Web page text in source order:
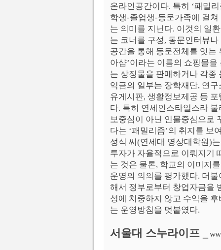
온라인공간이다. 특히 ‘패밀
학생-졸업생-동문가족에 걸
는 의미를 지닌다. 이것의 일
는 코너를 구성, 동문인터뷰
공간을 통해 동문전체를 잇는
아샵’이라는 이름의 쇼핑몰
는 상징물을 판매하거나 각종
익금의 일부는 장학재단, 연
유게시판, 생활정보제공 등
다. 특히 연세인스타일스라
보중심이 아닌 인물중심으로
다는 ‘패밀리즘’의 취지를 보
성식 씨(연세대 영상대학원)
투자가 자율적으로 이뤄지기
는 것은 물론, 학교의 이미지
운영의 의의를 평가했다. 더
해서 정부로부터 창업자금을
성에 치중하지 않고 수익을
는 운영방침을 덧붙였다.
서울대 스누라이프 _